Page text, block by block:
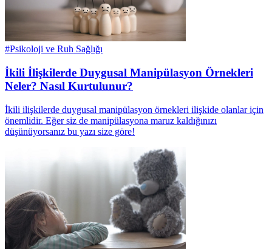
#Psikoloji ve Ruh Sağlığı
İkili İlişkilerde Duygusal Manipülasyon Örnekleri
Neler? Nasıl Kurtulunur?
İkili ilişkilerde duygusal manipülasyon örnekleri ilişkide olanlar için
önemlidir. Eğer siz de manipülasyona maruz kaldığınızı
düşünüyorsanız bu yazı size göre!